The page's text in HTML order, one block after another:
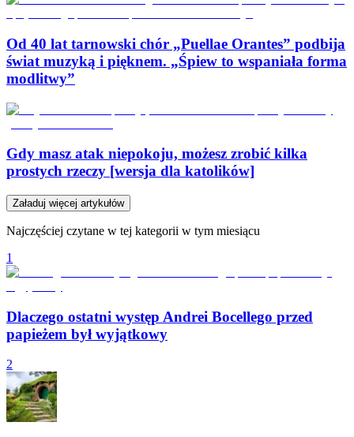
Od 40 lat tarnowski chór „Puellae Orantes” podbija
świat muzyką i pięknem. „Śpiew to wspaniała forma
modlitwy”
Gdy masz atak niepokoju, możesz zrobić kilka
prostych rzeczy [wersja dla katolików]
Załaduj więcej artykułów
Najczęściej czytane w tej kategorii w tym miesiącu
1
Dlaczego ostatni występ Andrei Bocellego przed
papieżem był wyjątkowy
2